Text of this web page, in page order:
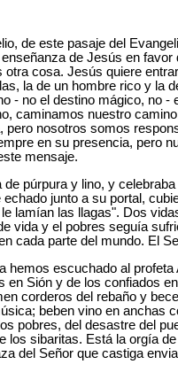
de este pasaje del
de Jesús en
cosa. Jesús quiere
la de un hombre rico y la
- no el destino mágico, no
caminamos nuestro
pero nosotros somos
en su presencia, pero
mensaje.
púrpura y lino, y
junto a su portal,
lamían las llagas". Dos
vida y el pobres seguía
cada parte del mundo. El
hemos escuchado al
en Sión y de los confiados
corderos del rebaño y
beben vino en anchas
pobres, del desastre del
los sibaritas. Está la orgía
del Señor que castiga